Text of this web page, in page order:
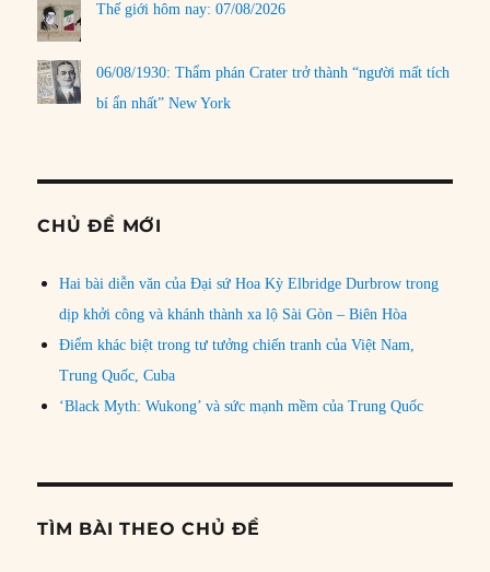
Thế giới hôm nay: 07/08/2026
06/08/1930: Thẩm phán Crater trở thành “người mất tích
bí ẩn nhất” New York
CHỦ ĐỀ MỚI
Hai bài diễn văn của Đại sứ Hoa Kỳ Elbridge Durbrow trong
dịp khởi công và khánh thành xa lộ Sài Gòn – Biên Hòa
Điểm khác biệt trong tư tưởng chiến tranh của Việt Nam,
Trung Quốc, Cuba
‘Black Myth: Wukong’ và sức mạnh mềm của Trung Quốc
TÌM BÀI THEO CHỦ ĐỀ